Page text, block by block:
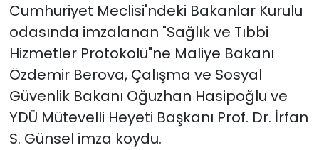
Cumhuriyet Meclisi'ndeki Bakanlar Kurulu
odasında imzalanan "Sağlık ve Tıbbi
Hizmetler Protokolü"ne Maliye Bakanı
Özdemir Berova, Çalışma ve Sosyal
Güvenlik Bakanı Oğuzhan Hasipoğlu ve
YDÜ Mütevelli Heyeti Başkanı Prof. Dr. İrfan
S. Günsel imza koydu.
YAŞAM
Yazarlar